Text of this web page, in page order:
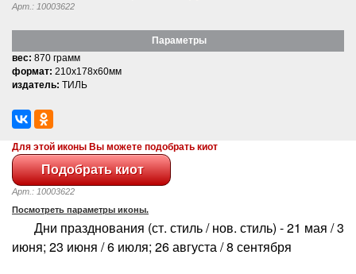
Арт.: 10003622
Параметры
вес: 870 грамм
формат: 210x178x60мм
издатель: ТИЛЬ
Для этой иконы Вы можете подобрать киот
Арт.: 10003622
Посмотреть параметры иконы.
Дни празднования (ст. стиль / нов. стиль) - 21 мая / 3
июня; 23 июня / 6 июля; 26 августа / 8 сентября